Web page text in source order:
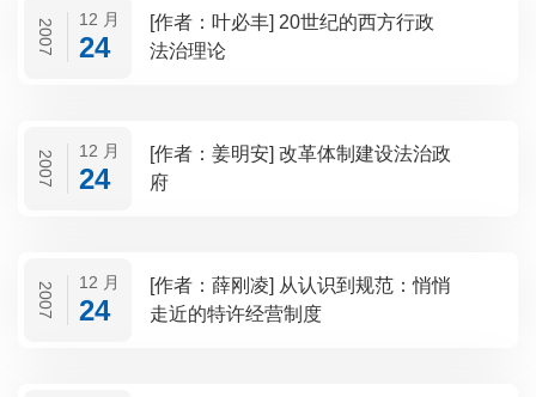
2007 12 月
24
[作者：叶必丰] 20世纪的西方行政
法治理论
2007 12 月
24
[作者：姜明安] 改革体制建设法治政
府
2007 12 月
24
[作者：薛刚凌] 从认识到规范：悄悄
走近的特许经营制度